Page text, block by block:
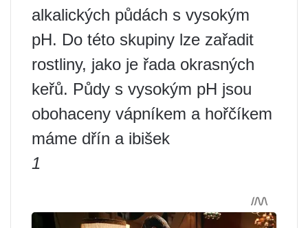
alkalických půdách s vysokým
pH. Do této skupiny lze zařadit
rostliny, jako je řada okrasných
keřů. Půdy s vysokým pH jsou
obohaceny vápníkem a hořčíkem
máme dřín a ibišek
1